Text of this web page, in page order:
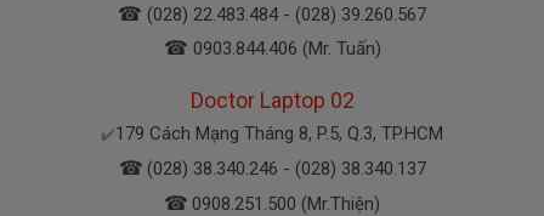
Pin máy Dellchính hãng Giá bạn mua là
Bảo Hành Cho Pin Máy Tính Dell
3555
☎ (028) 22.483.484 - (028) 39.260.567
☎ 0903.844.406 (Mr. Tuấn)
Doctor Laptop 02
✔️179 Cách Mạng Tháng 8, P.5, Q.3, TP.HCM
☎ (028) 38.340.246 - (028) 38.340.137
☎ 0908.251.500 (Mr.Thiện)